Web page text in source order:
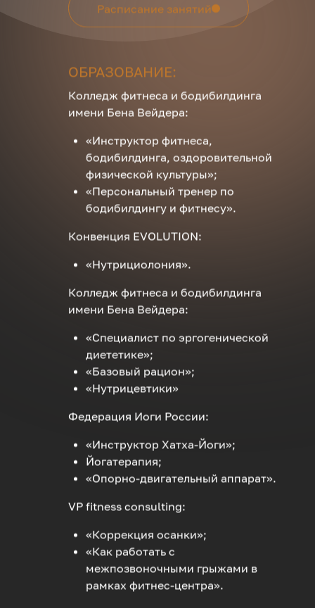
Расписание занятий
ОБРАЗОВАНИЕ:
Колледж фитнеса и бодибилдинга
имени Бена Вейдера:
«Инструктор фитнеса,
бодибилдинга, оздоровительной
физической культуры»;
«Персональный тренер по
бодибилдингу и фитнесу».
Конвенция EVOLUTION:
«Нутрициолония».
Колледж фитнеса и бодибилдинга
имени Бена Вейдера:
«Специалист по эргогенической
диететике»;
«Базовый рацион»;
«Нутрицевтики»
Федерация Иоги России:
«Инструктор Хатха-Йоги»;
Йогатерапия;
«Опорно-двигательный аппарат».
VP fitness consulting:
«Коррекция осанки»;
«Как работать с
межпозвоночными грыжами в
рамках фитнес-центра».